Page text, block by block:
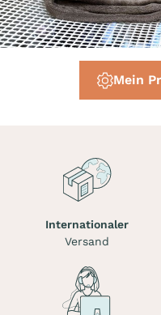
Mein
Internationaler
Versand